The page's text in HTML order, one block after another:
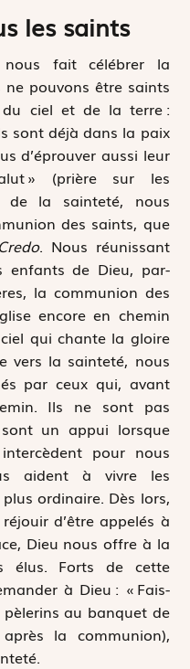
les saints
fait célébrer la
pouvons être saints
du ciel et de la terre :
sont déjà dans la paix
d’éprouver aussi leur
» (prière sur les
de la sainteté, nous
des saints, que
Credo. Nous réunissant
enfants de Dieu, par-
la communion des
encore en chemin
qui chante la gloire
vers la sainteté, nous
par ceux qui, avant
Ils ne sont pas
un appui lorsque
pour nous
aident à vivre les
ordinaire. Dès lors,
d’être appelés à
Dieu nous offre à la
élus. Forts de cette
à Dieu : « Fais-
au banquet de
la communion),